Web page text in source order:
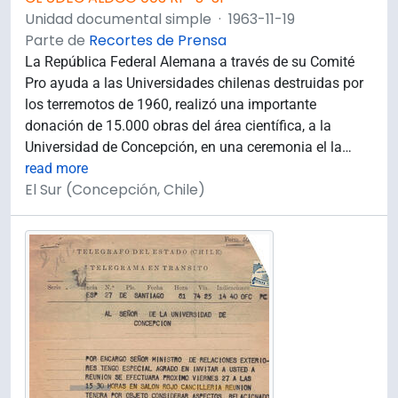
Unidad documental simple · 1963-11-19
Parte de Recortes de Prensa
La República Federal Alemana a través de su Comité
Pro ayuda a las Universidades chilenas destruidas por
los terremotos de 1960, realizó una importante
donación de 15.000 obras del área científica, a la
Universidad de Concepción, en una ceremonia el la…
read more
El Sur (Concepción, Chile)